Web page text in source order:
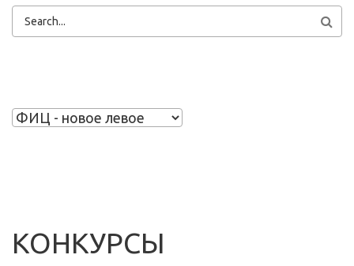
ФОРМА
КОНКУРСЫ